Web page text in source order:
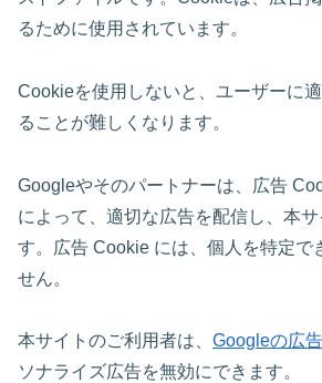
るために使用されています。
Cookieを使用しないと、ユーザーに
ることが難しくなります。
Googleやそのパートナーは、広告
によって、適切な広告を配信し、本
す。広告 Cookie には、個人を特定で
せん。
本サイトのご利用者は、 Googleの広
ソナライズ広告を無効にできます。